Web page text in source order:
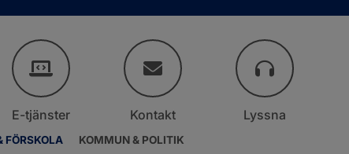
FÖRSKOLA KOMMUN & POLITIK
E-tjänster Kontakt Lyssna